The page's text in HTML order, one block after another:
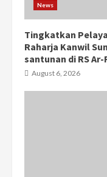
News
Tingkatkan
Raharja Kanwil
santunan di RS
August 6, 2026